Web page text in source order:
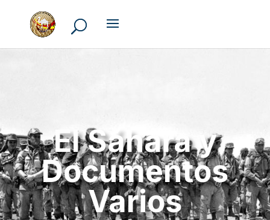
El Sáhara y
Documentos
Varios